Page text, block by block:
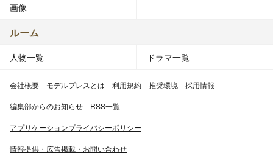
画像
ルーム
人物一覧 ドラマ一覧
会社概要 モデルプレスとは 利用規約 推奨環境 採用情報
編集部からのお知らせ RSS一覧
アプリケーションプライバシーポリシー
情報提供・広告掲載・お問い合わせ